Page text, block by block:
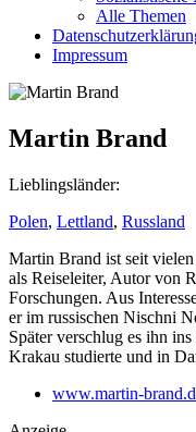
Alle Themen
Impressum
Martin Brand
Lieblingsländer:
Polen, Lettland, Russland
Martin Brand ist seit
als Reiseleiter, Autor von
Forschungen. Aus
er im russischen Nischni
Später verschlug es ihn
Krakau studierte und in
www.martin-